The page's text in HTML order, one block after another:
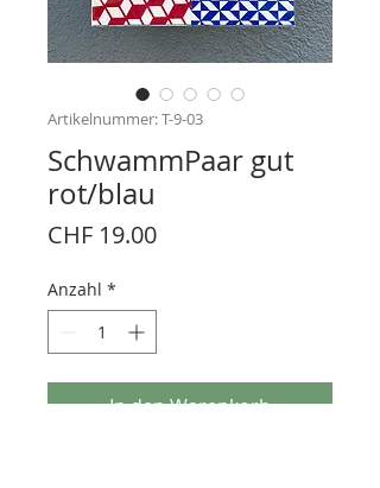
Artikelnummer: T-9-03
SchwammPaar gut
rot/blau
CHF 19.00Preis
Anzahl *
In den Warenkorb